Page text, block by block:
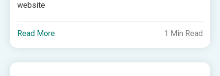
website
Read More 1 Min Read